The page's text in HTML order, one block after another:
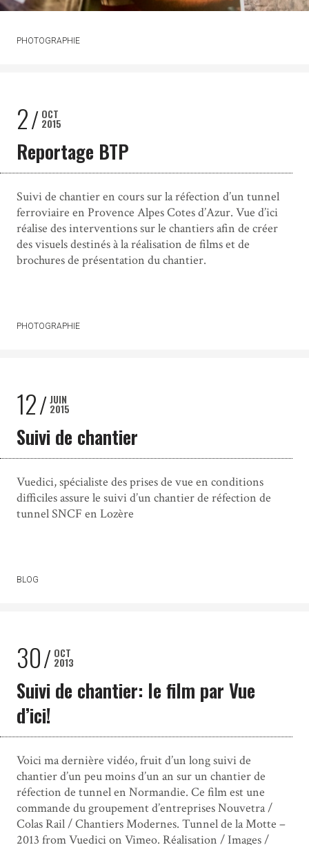
PHOTOGRAPHIE
2 OCT
2015
Reportage BTP
Suivi de chantier en cours sur la réfection d’un tunnel
ferroviaire en Provence Alpes Cotes d’Azur. Vue d’ici
réalise des interventions sur le chantiers afin de créer
des visuels destinés à la réalisation de films et de
brochures de présentation du chantier.
PHOTOGRAPHIE
12 JUIN
2015
Suivi de chantier
Vuedici, spécialiste des prises de vue en conditions
difficiles assure le suivi d’un chantier de réfection de
tunnel SNCF en Lozère
BLOG
30 OCT
2013
Suivi de chantier: le film par Vue
d’ici!
Voici ma dernière vidéo, fruit d’un long suivi de
chantier d’un peu moins d’un an sur un chantier de
réfection de tunnel en Normandie. Ce film est une
commande du groupement d’entreprises Nouvetra /
Colas Rail / Chantiers Modernes. Tunnel de la Motte –
2013 from Vuedici on Vimeo. Réalisation / Images /